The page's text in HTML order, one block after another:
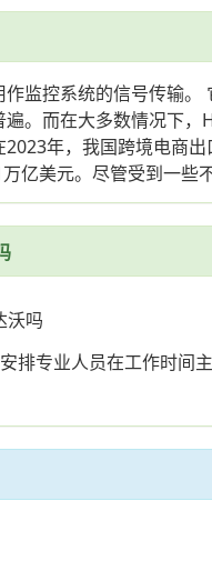
监控系统的信号传输
。而在大多数情况下
年，我国跨境电商
亿美元。尽管受到一些
沃吗
专业人员在工作时间